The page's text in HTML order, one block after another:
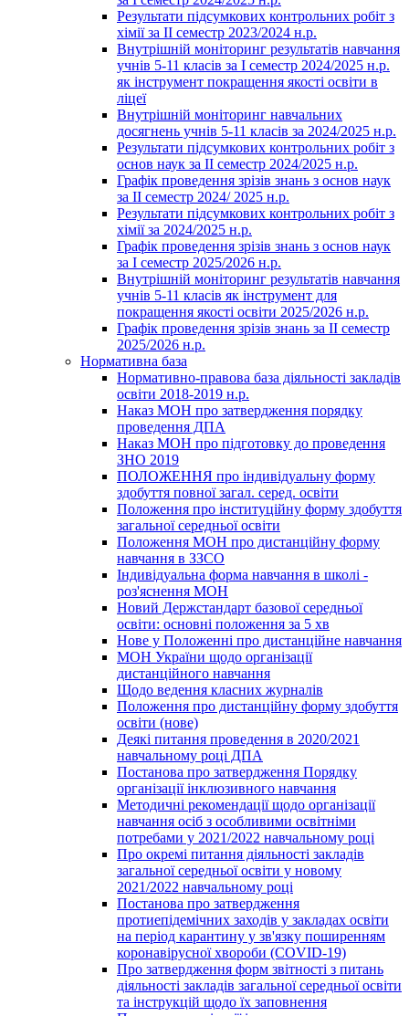
Результати підсумкових контрольних робіт з
хімії за ІІ семестр 2023/2024 н.р.
Внутрішній моніторинг результатів навчання
учнів 5-11 класів за І семестр 2024/2025 н.р.
як інструмент покращення якості освіти в
ліцеї
Внутрішній моніторинг навчальних
досягнень учнів 5-11 класів за 2024/2025 н.р.
Результати підсумкових контрольних робіт з
основ наук за ІІ семестр 2024/2025 н.р.
Графік проведення зрізів знань з основ наук
за ІІ семестр 2024/ 2025 н.р.
Результати підсумкових контрольних робіт з
хімії за 2024/2025 н.р.
Графік проведення зрізів знань з основ наук
за І семестр 2025/2026 н.р.
Внутрішній моніторинг результатів навчання
учнів 5-11 класів як інструмент для
покращення якості освіти 2025/2026 н.р.
Графік проведення зрізів знань за ІІ семестр
2025/2026 н.р.
Нормативна база
Нормативно-правова база діяльності закладів
освіти 2018-2019 н.р.
Наказ МОН про затвердження порядку
проведення ДПА
Наказ МОН про підготовку до проведення
ЗНО 2019
ПОЛОЖЕННЯ про індивідуальну форму
здобуття повної загал. серед. освіти
Положення про інституційну форму здобуття
загальної середньої освіти
Положення МОН про дистанційну форму
навчання в ЗЗСО
Індивідуальна форма навчання в школі -
роз'яснення МОН
Новий Держстандарт базової середньої
освіти: основні положення за 5 хв
Нове у Положенні про дистанційне навчання
МОН України щодо організації
дистанційного навчання
Щодо ведення класних журналів
Положення про дистанційну форму здобуття
освіти (нове)
Деякі питання проведення в 2020/2021
навчальному році ДПА
Постанова про затвердження Порядку
організації інклюзивного навчання
Методичні рекомендації щодо організації
навчання осіб з особливими освітніми
потребами у 2021/2022 навчальному році
Про окремі питання діяльності закладів
загальної середньої освіти у новому
2021/2022 навчальному році
Постанова про затвердження
протиепідемічних заходів у закладах освіти
на період карантину у зв'язку поширенням
коронавірусної хвороби (COVID-19)
Про затвердження форм звітності з питань
діяльності закладів загальної середньої освіти
та інструкцій щодо їх заповнення